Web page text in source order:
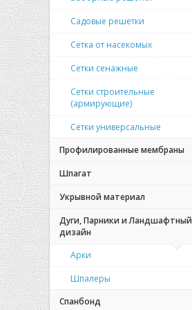
Садовые решетки
Сетка от насекомых
Сетки сенажные
Сетки строительные
(армирующие)
Сетки универсальные
Профилированные мембраны
Шпагат
Укрывной материал
Дуги, Парники и Ландшафтный
дизайн
Арки
Шпалеры
Спанбонд